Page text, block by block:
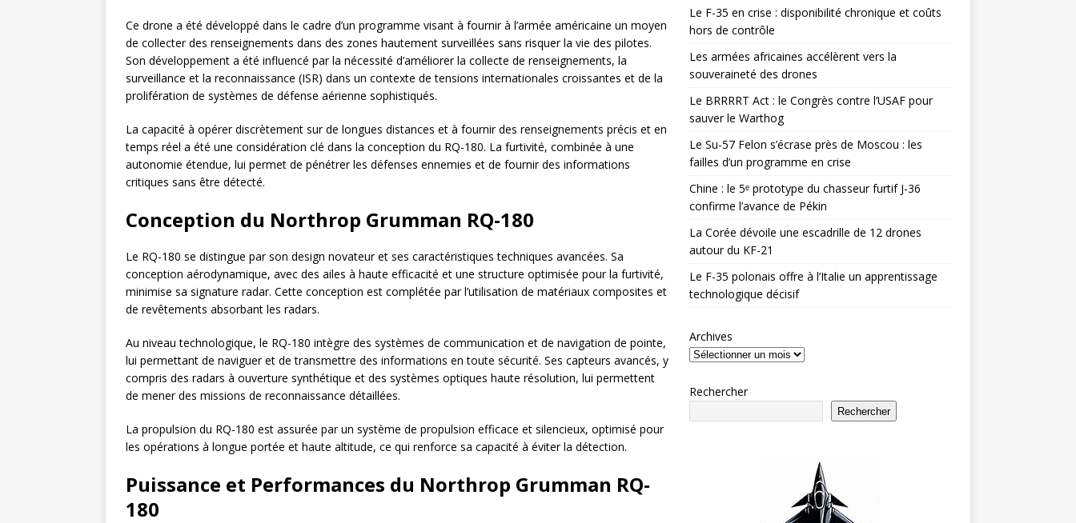
Ce drone a été développé dans le cadre d’un programme visant à fournir à l’armée américaine un moyen
de collecter des renseignements dans des zones hautement surveillées sans risquer la vie des pilotes.
Son développement a été influencé par la nécessité d’améliorer la collecte de renseignements, la
surveillance et la reconnaissance (ISR) dans un contexte de tensions internationales croissantes et de la
prolifération de systèmes de défense aérienne sophistiqués.
La capacité à opérer discrètement sur de longues distances et à fournir des renseignements précis et en
temps réel a été une considération clé dans la conception du RQ-180. La furtivité, combinée à une
autonomie étendue, lui permet de pénétrer les défenses ennemies et de fournir des informations
critiques sans être détecté.
Conception du Northrop Grumman RQ-180
Le RQ-180 se distingue par son design novateur et ses caractéristiques techniques avancées. Sa
conception aérodynamique, avec des ailes à haute efficacité et une structure optimisée pour la furtivité,
minimise sa signature radar. Cette conception est complétée par l’utilisation de matériaux composites et
de revêtements absorbant les radars.
Au niveau technologique, le RQ-180 intègre des systèmes de communication et de navigation de pointe,
lui permettant de naviguer et de transmettre des informations en toute sécurité. Ses capteurs avancés, y
compris des radars à ouverture synthétique et des systèmes optiques haute résolution, lui permettent
de mener des missions de reconnaissance détaillées.
La propulsion du RQ-180 est assurée par un système de propulsion efficace et silencieux, optimisé pour
les opérations à longue portée et haute altitude, ce qui renforce sa capacité à éviter la détection.
Puissance et Performances du Northrop Grumman RQ-
180
Le F-35 en crise : disponibilité chronique et coûts
hors de contrôle
Les armées africaines accélèrent vers la
souveraineté des drones
Le BRRRRT Act : le Congrès contre l’USAF pour
sauver le Warthog
Le Su-57 Felon s’écrase près de Moscou : les
failles d’un programme en crise
Chine : le 5ᵉ prototype du chasseur furtif J-36
confirme l’avance de Pékin
La Corée dévoile une escadrille de 12 drones
autour du KF-21
Le F-35 polonais offre à l’Italie un apprentissage
technologique décisif
Archives
Rechercher
Rechercher